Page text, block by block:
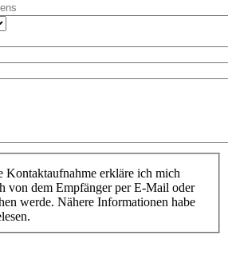
Kontaktaufnahme erkläre ich mich
von dem Empfänger per E-Mail oder
werde. Nähere Informationen habe